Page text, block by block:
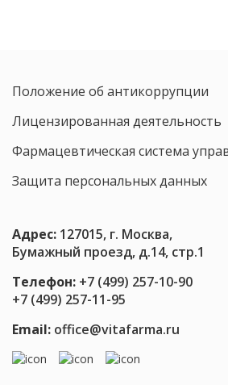
Положение об антикоррупции
Лицензированная деятельность
Фармацевтическая система
Защита персональных данных
Адрес: 127015, г. Москва,
Бумажный проезд, д.14, стр.1
Телефон: +7 (499) 257-10-90
+7 (499) 257-11-95
Email: office@vitafarma.ru